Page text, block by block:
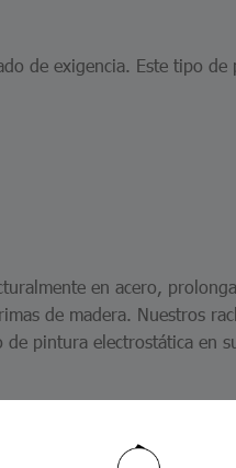
de exigencia. Este tipo
en acero,
de madera. Nuestros
pintura electrostática en
y confiable, sino